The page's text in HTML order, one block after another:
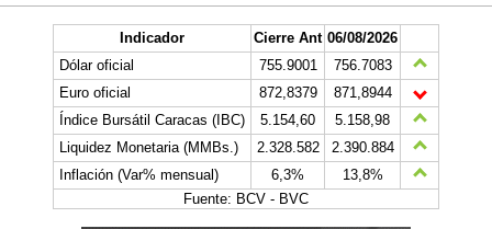
Indicador Cierre Ant 06/08/2026
Dólar oficial
755.9001
756.7083
Euro oficial
872,8379
871,8944
Índice Bursátil Caracas (IBC)
5.154,60
5.158,98
Liquidez Monetaria (MMBs.)
2.328.582
2.390.884
Inflación (Var% mensual)
6,3%
13,8%
Fuente: BCV - BVC